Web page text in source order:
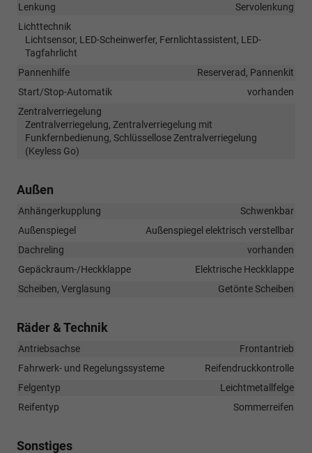
Lenkung
Servolenkung
Lichttechnik
Lichtsensor, LED-Scheinwerfer, Fernlichtassistent, LED-
Tagfahrlicht
Pannenhilfe
Reserverad, Pannenkit
Start/Stop-Automatik
vorhanden
Zentralverriegelung
Zentralverriegelung, Zentralverriegelung mit
Funkfernbedienung, Schlüssellose Zentralverriegelung
(Keyless Go)
Außen
Anhängerkupplung
Schwenkbar
Außenspiegel
Außenspiegel elektrisch verstellbar
Dachreling
vorhanden
Gepäckraum-/Heckklappe
Elektrische Heckklappe
Scheiben, Verglasung
Getönte Scheiben
Räder & Technik
Antriebsachse
Frontantrieb
Fahrwerk- und Regelungssysteme
Reifendruckkontrolle
Felgentyp
Leichtmetallfelge
Reifentyp
Sommerreifen
Sonstiges